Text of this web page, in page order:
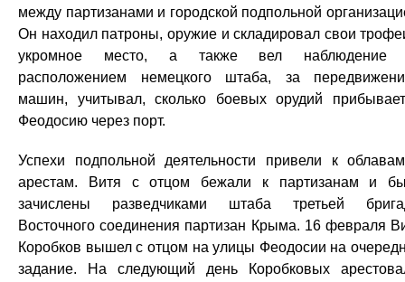
между партизанами и городской подпольной
Он находил патроны, оружие и складировал свои
укромное место, а также вел наблюдение
расположением немецкого штаба, за
машин, учитывал, сколько боевых орудий
Феодосию через порт.
Успехи подпольной деятельности привели к
арестам. Витя с отцом бежали к партизанам и
зачислены разведчиками штаба третьей
Восточного соединения партизан Крыма. 16 февраля
Коробков вышел с отцом на улицы Феодосии на
задание. На следующий день Коробковых